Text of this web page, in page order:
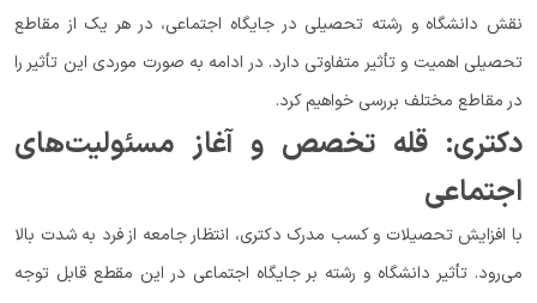
نقش دانشگاه و رشته تحصیلی در جایگاه اجتماعی، در هر یک از مقاطع
تحصیلی اهمیت و تأثیر متفاوتی دارد. در ادامه به صورت موردی این تأثیر را
در مقاطع مختلف بررسی خواهیم کرد.
دکتری: قله تخصص و آغاز مسئولیت‌های
اجتماعی
با افزایش تحصیلات و کسب مدرک دکتری، انتظار جامعه از فرد به شدت بالا
می‌رود. تأثیر دانشگاه و رشته بر جایگاه اجتماعی در این مقطع قابل توجه